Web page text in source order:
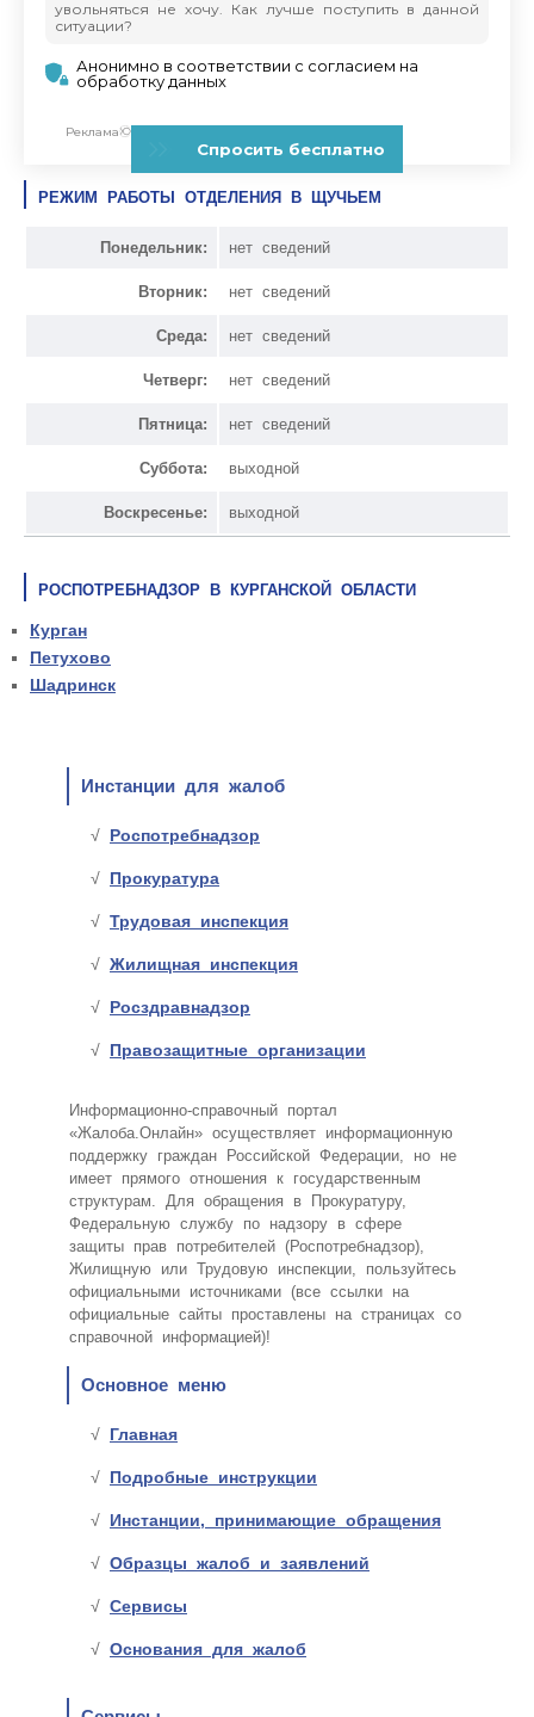
РЕЖИМ РАБОТЫ ОТДЕЛЕНИЯ В ЩУЧЬЕМ
Понедельник: нет сведений
Вторник: нет сведений
Среда: нет сведений
Четверг: нет сведений
Пятница: нет сведений
Суббота: выходной
Воскресенье: выходной
РОСПОТРЕБНАДЗОР В КУРГАНСКОЙ ОБЛАСТИ
Курган
Петухово
Шадринск
Инстанции для жалоб
Роспотребнадзор
Прокуратура
Трудовая инспекция
Жилищная инспекция
Росздравнадзор
Правозащитные организации
Информационно-справочный портал
«Жалоба.Онлайн» осуществляет информационную
поддержку граждан Российской Федерации, но не
имеет прямого отношения к государственным
структурам. Для обращения в Прокуратуру,
Федеральную службу по надзору в сфере
защиты прав потребителей (Роспотребнадзор),
Жилищную или Трудовую инспекции, пользуйтесь
официальными источниками (все ссылки на
официальные сайты проставлены на страницах со
справочной информацией)!
Основное меню
Главная
Подробные инструкции
Инстанции, принимающие обращения
Образцы жалоб и заявлений
Сервисы
Основания для жалоб